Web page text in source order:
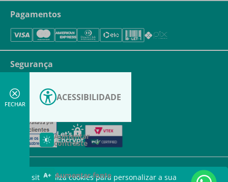
Este site utiliza cookies para personalizar a sua
Pagamentos
Segurança
FECHAR
ACESSIBILIDADE
Aumentar
contraste
Aumentar fonte